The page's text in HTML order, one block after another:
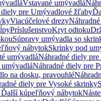
Vstavané umývadlá
diely pre Umývadlové žľaby
Viacúčelové drezy
PríslušenstvoKryt odtoku
Súpravy umývadla so
nábytokSkrinky pod
umývadláNáhradné diely
Náhradné diely pre
na dosku, pravouhlé
diely pre Vysoké skrinky
kúpeľňový nábytok